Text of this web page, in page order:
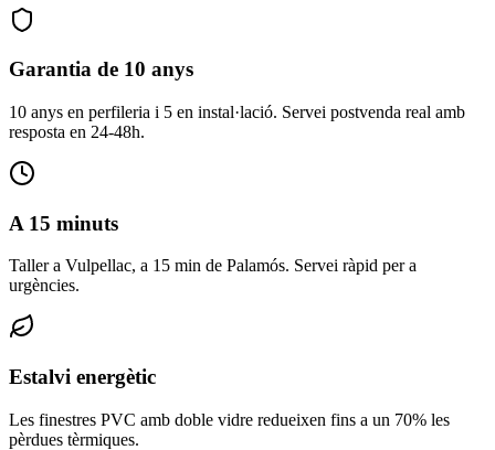
Garantia de 10 anys
10 anys en perfileria i 5 en instal·lació. Servei postvenda real amb
resposta en 24-48h.
A 15 minuts
Taller a Vulpellac, a 15 min de Palamós. Servei ràpid per a
urgències.
Estalvi energètic
Les finestres PVC amb doble vidre redueixen fins a un 70% les
pèrdues tèrmiques.